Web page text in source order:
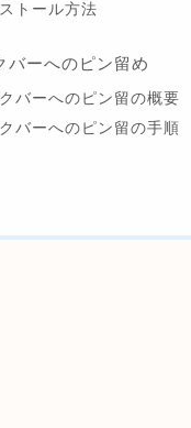
トール方法
ーへのピン留め
バーへのピン留の概要
バーへのピン留の手順